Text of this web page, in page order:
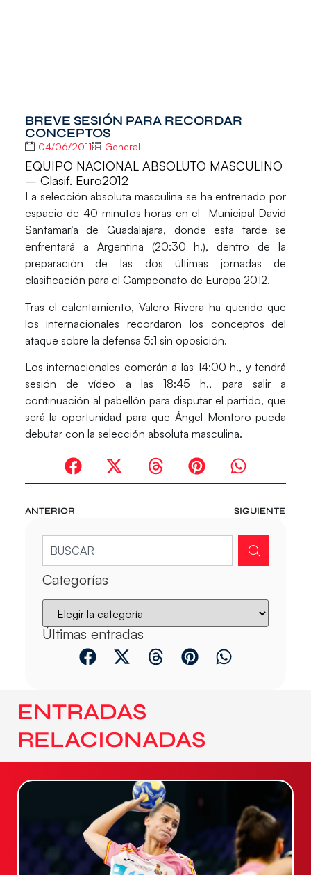
BREVE SESIÓN PARA RECORDAR
CONCEPTOS
04/06/2011 General
EQUIPO NACIONAL ABSOLUTO MASCULINO
– Clasif. Euro2012
La selección absoluta masculina se ha entrenado por
espacio de 40 minutos horas en el Municipal David
Santamaría de Guadalajara, donde esta tarde se
enfrentará a Argentina (20:30 h.), dentro de la
preparación de las dos últimas jornadas de
clasificación para el Campeonato de Europa 2012.
Tras el calentamiento, Valero Rivera ha querido que
los internacionales recordaron los conceptos del
ataque sobre la defensa 5:1 sin oposición.
Los internacionales comerán a las 14:00 h., y tendrá
sesión de vídeo a las 18:45 h., para salir a
continuación al pabellón para disputar el partido, que
será la oportunidad para que Ángel Montoro pueda
debutar con la selección absoluta masculina.
ANTERIOR SIGUIENTE
Categorías
Últimas entradas
ENTRADAS
RELACIONADAS